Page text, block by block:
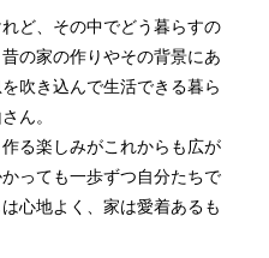
ど、その中でどう暮らすの
の家の作りやその背景にあ
吹き込んで生活できる暮ら
ん。
る楽しみがこれからも広が
っても一歩ずつ自分たちで
心地よく、家は愛着あるも